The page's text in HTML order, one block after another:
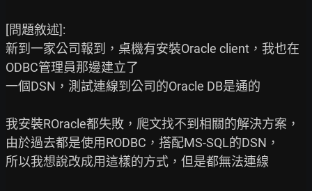
[問題敘述]:
新到一家公司報到，桌機有安裝Oracle client，我也在
ODBC管理員那邊建立了
一個DSN，測試連線到公司的Oracle DB是通的
我安裝ROracle都失敗，爬文找不到相關的解決方案，
由於過去都是使用RODBC，搭配MS-SQL的DSN，
所以我想說改成用這樣的方式，但是都無法連線